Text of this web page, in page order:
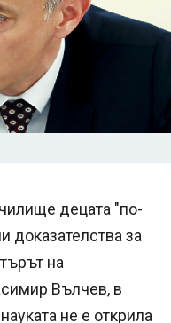
децата "по-
доказателства за
на
Вълчев, в
не е открила